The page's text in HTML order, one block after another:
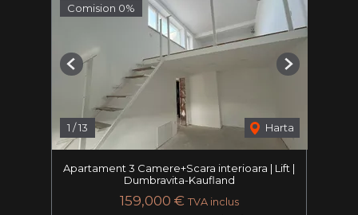
Comision 0%
1 /13 Harta
Previous Next
Apartament 3 Camere+Scara interioara | Lift |
Dumbravita-Kaufland
159,000 € TVA inclus